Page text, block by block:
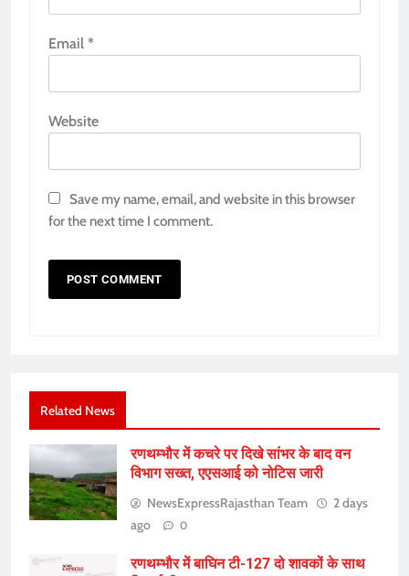
Email *
Website
Save my name, email, and website in this browser
for the next time I comment.
Related News
रणथम्भौर में कचरे पर दिखे सांभर के बाद वन
विभाग सख्त, एएसआई को नोटिस जारी
NewsExpressRajasthan Team
2 days
ago
0
रणथम्भौर में बाघिन टी-127 दो शावकों के साथ